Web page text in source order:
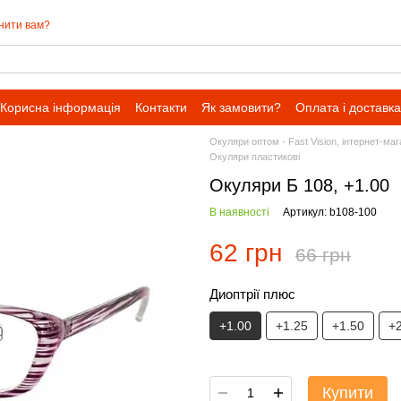
вам?
Корисна інформація Контакти Як замовити? Оплата і доставка
Окуляри оптом - Fast Vision, інтернет-
Окуляри пластикові
Окуляри Б 108, +1.00
В наявності Артикул: b108-100
62 грн 66 грн
Диоптрії плюс
+1.00 +1.25 +1.50
Купити